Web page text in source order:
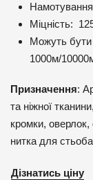
Міцність:
Можуть бути
1000м/
Призначення:
та ніжної
кромки,
нитка для
Дізнатись ціну